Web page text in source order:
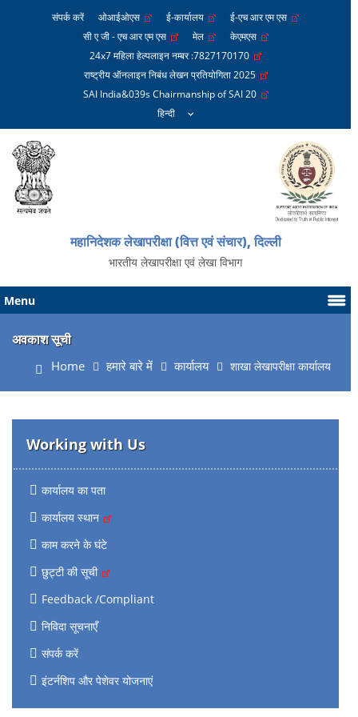
संपर्क करें ओआईओएस ई-कार्यालय
ई-एच आर एम एस
सी ए जी - एच आर एम एस
मेल
केएमएस
24x7 महिला हेल्पलाइन नम्बर :7827170170
राष्ट्रीय ऑनलाइन निबंध लेखन प्रतियोगिता 2025
SAI India&039s Chairmanship of SAI 20
महानिदेशक लेखापरीक्षा (वित्त एवं संचार), दिल्ली
भारतीय लेखापरीक्षा एवं लेखा विभाग
Menu
अवकाश सूची
Home हमारे बारे में कार्यालय शाखा लेखापरीक्षा कार्यालय
Working with Us
कार्यालय का पता
कार्यालय स्थान
काम करने के घंटे
छुट्टी की सूची
Feedback /Compliant
निविदा सूचनाएँ
संपर्क करें
इंटर्नशिप और पेशेवर योजनाएं